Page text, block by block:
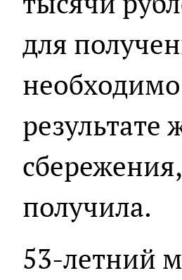
для
результате
получила.
53-летний